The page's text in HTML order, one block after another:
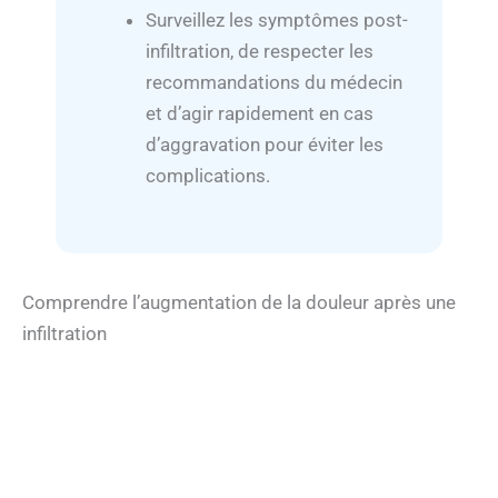
Surveillez les symptômes post-
infiltration, de respecter les
recommandations du médecin
et d’agir rapidement en cas
d’aggravation pour éviter les
complications.
Comprendre l’augmentation de la douleur après une
infiltration